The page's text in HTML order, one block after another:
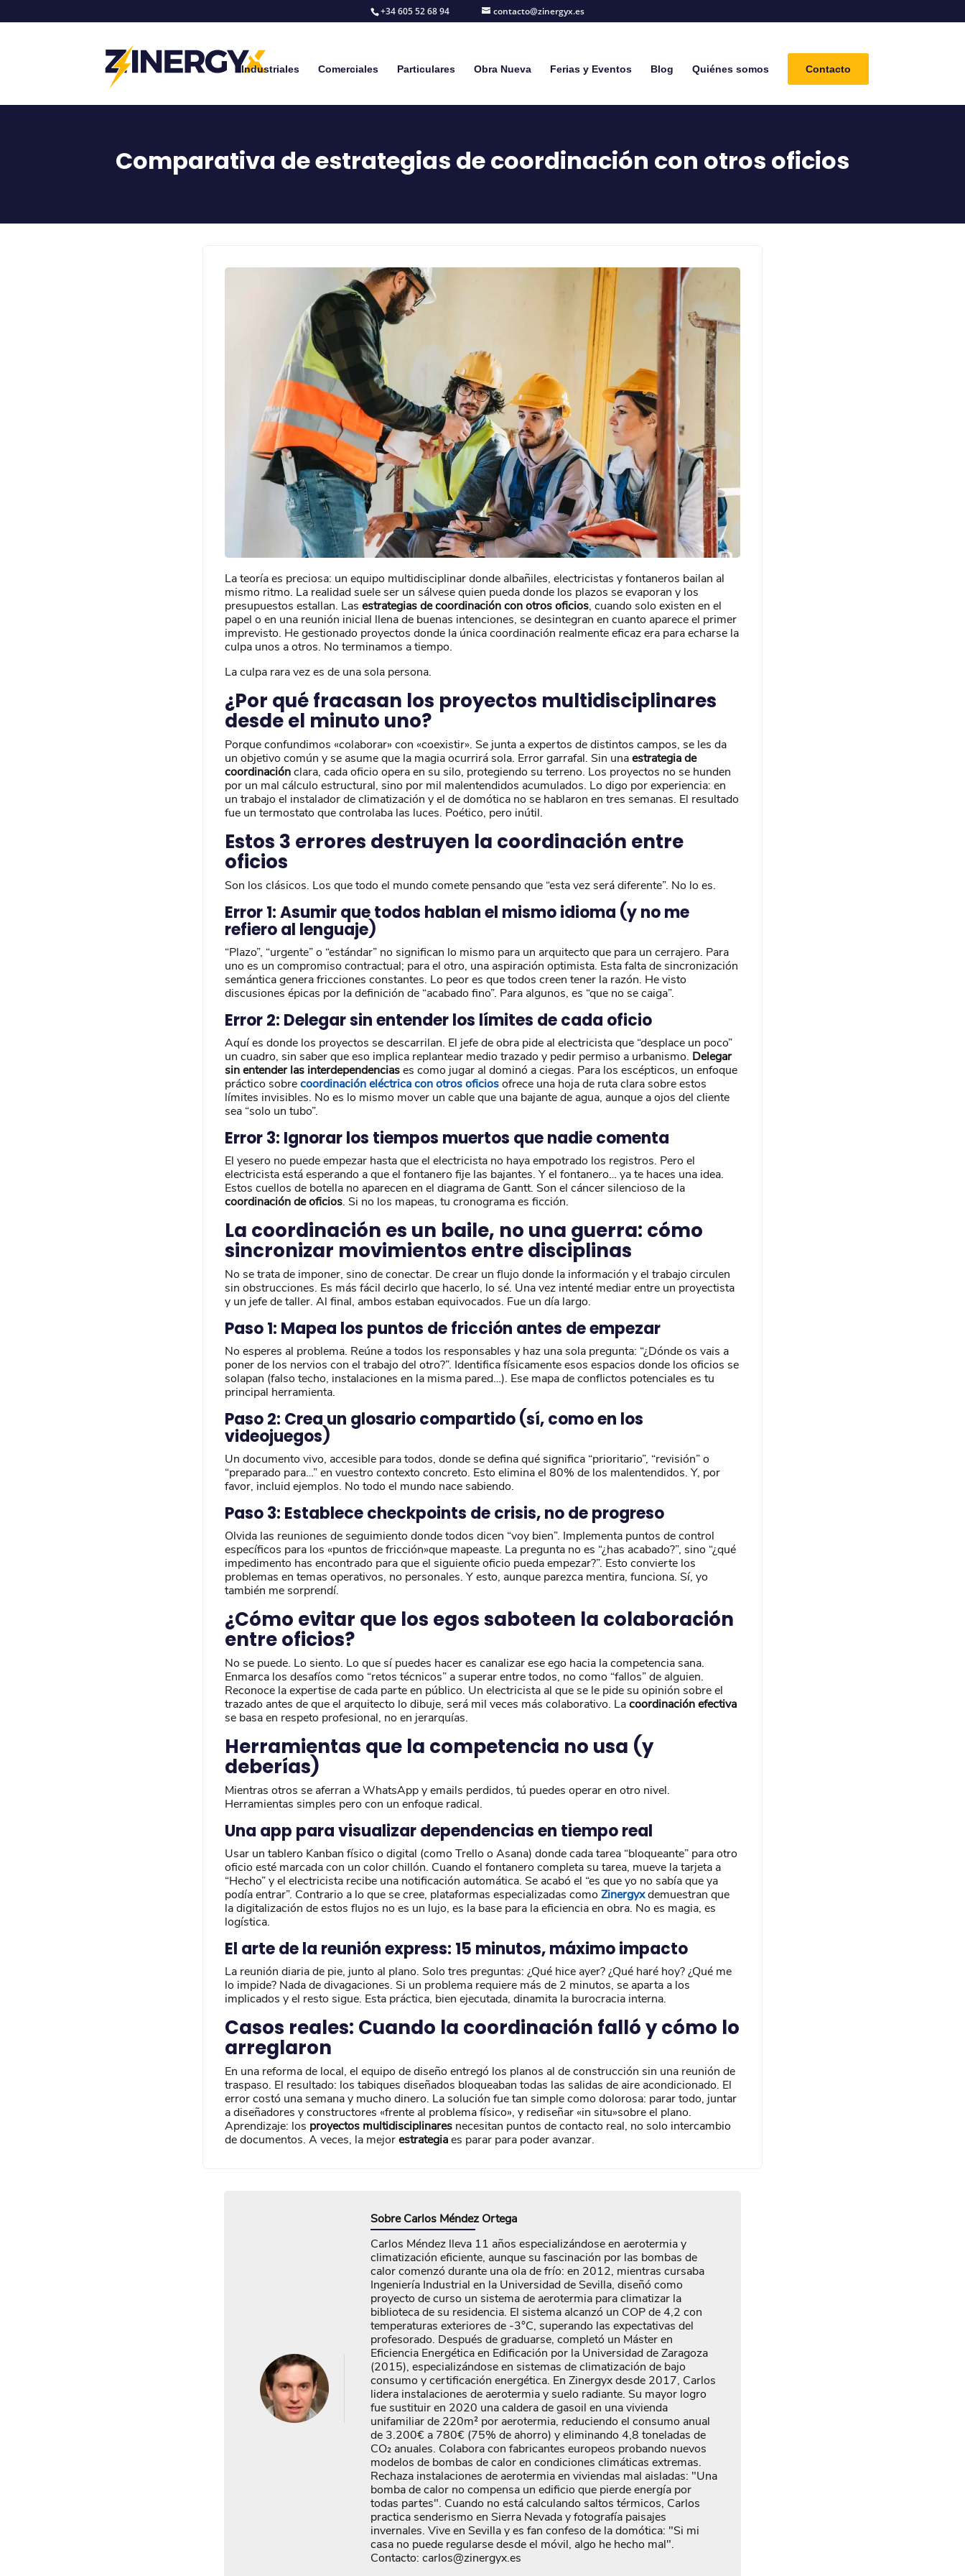
+34 605 52 68 94 contacto@zinergyx.es
Industriales Comerciales Particulares Obra Nueva Ferias y Eventos Blog Quiénes somos Contacto
Comparativa de estrategias de coordinación con otros oficios
La teoría es preciosa: un equipo multidisciplinar donde albañiles, electricistas y fontaneros bailan al
mismo ritmo. La realidad suele ser un sálvese quien pueda donde los plazos se evaporan y los
presupuestos estallan. Las estrategias de coordinación con otros oficios, cuando solo existen en el
papel o en una reunión inicial llena de buenas intenciones, se desintegran en cuanto aparece el primer
imprevisto. He gestionado proyectos donde la única coordinación realmente eficaz era para echarse la
culpa unos a otros. No terminamos a tiempo.
La culpa rara vez es de una sola persona.
¿Por qué fracasan los proyectos multidisciplinares
desde el minuto uno?
Porque confundimos «colaborar» con «coexistir». Se junta a expertos de distintos campos, se les da
un objetivo común y se asume que la magia ocurrirá sola. Error garrafal. Sin unaestrategia de
coordinaciónclara, cada oficio opera en su silo, protegiendo su terreno. Los proyectos no se hunden
por un mal cálculo estructural, sino por mil malentendidos acumulados. Lo digo por experiencia: en
un trabajo el instalador de climatización y el de domótica no se hablaron en tres semanas. El resultado
fue un termostato que controlaba las luces. Poético, pero inútil.
Estos 3 errores destruyen la coordinación entre
oficios
Son los clásicos. Los que todo el mundo comete pensando que “esta vez será diferente”. No lo es.
Error 1: Asumir que todos hablan el mismo idioma (y no me
refiero al lenguaje)
“Plazo”, “urgente” o “estándar” no significan lo mismo para un arquitecto que para un cerrajero. Para
uno es un compromiso contractual; para el otro, una aspiración optimista. Esta falta de sincronización
semántica genera fricciones constantes. Lo peor es que todos creen tener la razón. He visto
discusiones épicas por la definición de “acabado fino”. Para algunos, es “que no se caiga”.
Error 2: Delegar sin entender los límites de cada oficio
Aquí es donde los proyectos se descarrilan. El jefe de obra pide al electricista que “desplace un poco”
un cuadro, sin saber que eso implica replantear medio trazado y pedir permiso a urbanismo. Delegar
sin entender las interdependenciases como jugar al dominó a ciegas. Para los escépticos, un enfoque
práctico sobrecoordinación eléctrica con otros oficiosofrece una hoja de ruta clara sobre estos
límites invisibles. No es lo mismo mover un cable que una bajante de agua, aunque a ojos del cliente
sea “solo un tubo”.
Error 3: Ignorar los tiempos muertos que nadie comenta
El yesero no puede empezar hasta que el electricista no haya empotrado los registros. Pero el
electricista está esperando a que el fontanero fije las bajantes. Y el fontanero… ya te haces una idea.
Estos cuellos de botella no aparecen en el diagrama de Gantt. Son el cáncer silencioso de la
coordinación de oficios. Si no los mapeas, tu cronograma es ficción.
La coordinación es un baile, no una guerra: cómo
sincronizar movimientos entre disciplinas
No se trata de imponer, sino de conectar. De crear un flujo donde la información y el trabajo circulen
sin obstrucciones. Es más fácil decirlo que hacerlo, lo sé. Una vez intenté mediar entre un proyectista
y un jefe de taller. Al final, ambos estaban equivocados. Fue un día largo.
Paso 1: Mapea los puntos de fricción antes de empezar
No esperes al problema. Reúne a todos los responsables y haz una sola pregunta: “¿Dónde os vais a
poner de los nervios con el trabajo del otro?”. Identifica físicamente esos espacios donde los oficios se
solapan (falso techo, instalaciones en la misma pared…). Ese mapa de conflictos potenciales es tu
principal herramienta.
Paso 2: Crea un glosario compartido (sí, como en los
videojuegos)
Un documento vivo, accesible para todos, donde se defina qué significa “prioritario”, “revisión” o
“preparado para…” en vuestro contexto concreto. Esto elimina el 80% de los malentendidos. Y, por
favor, incluid ejemplos. No todo el mundo nace sabiendo.
Paso 3: Establece checkpoints de crisis, no de progreso
Olvida las reuniones de seguimiento donde todos dicen “voy bien”. Implementa puntos de control
específicos para los «puntos de fricción»que mapeaste. La pregunta no es “¿has acabado?”, sino “¿qué
impedimento has encontrado para que el siguiente oficio pueda empezar?”. Esto convierte los
problemas en temas operativos, no personales. Y esto, aunque parezca mentira, funciona. Sí, yo
también me sorprendí.
¿Cómo evitar que los egos saboteen la colaboración
entre oficios?
No se puede. Lo siento. Lo que sí puedes hacer es canalizar ese ego hacia la competencia sana.
Enmarca los desafíos como “retos técnicos” a superar entre todos, no como “fallos” de alguien.
Reconoce la expertise de cada parte en público. Un electricista al que se le pide su opinión sobre el
trazado antes de que el arquitecto lo dibuje, será mil veces más colaborativo. Lacoordinación efectiva
se basa en respeto profesional, no en jerarquías.
Herramientas que la competencia no usa (y
deberías)
Mientras otros se aferran a WhatsApp y emails perdidos, tú puedes operar en otro nivel.
Herramientas simples pero con un enfoque radical.
Una app para visualizar dependencias en tiempo real
Usar un tablero Kanban físico o digital (como Trello o Asana) donde cada tarea “bloqueante” para otro
oficio esté marcada con un color chillón. Cuando el fontanero completa su tarea, mueve la tarjeta a
“Hecho” y el electricista recibe una notificación automática. Se acabó el “es que yo no sabía que ya
podía entrar”. Contrario a lo que se cree, plataformas especializadas como Zinergyxdemuestran que
la digitalización de estos flujos no es un lujo, es la base para la eficiencia en obra. No es magia, es
logística.
El arte de la reunión express: 15 minutos, máximo impacto
La reunión diaria de pie, junto al plano. Solo tres preguntas: ¿Qué hice ayer? ¿Qué haré hoy? ¿Qué me
lo impide? Nada de divagaciones. Si un problema requiere más de 2 minutos, se aparta a los
implicados y el resto sigue. Esta práctica, bien ejecutada, dinamita la burocracia interna.
Casos reales: Cuando la coordinación falló y cómo lo
arreglaron
En una reforma de local, el equipo de diseño entregó los planos al de construcción sin una reunión de
traspaso. El resultado: los tabiques diseñados bloqueaban todas las salidas de aire acondicionado. El
error costó una semana y mucho dinero. La solución fue tan simple como dolorosa: parar todo, juntar
a diseñadores y constructores «frente al problema físico», y rediseñar «in situ»sobre el plano.
Aprendizaje: los proyectos multidisciplinares necesitan puntos de contacto real, no solo intercambio
de documentos. A veces, la mejorestrategiaes parar para poder avanzar.
SobreCarlos Méndez Ortega
Carlos Méndez lleva 11 años especializándose en aerotermia y
climatización eficiente, aunque su fascinación por las bombas de
calor comenzó durante una ola de frío: en 2012, mientras cursaba
Ingeniería Industrial en la Universidad de Sevilla, diseñó como
proyecto de curso un sistema de aerotermia para climatizar la
biblioteca de su residencia. El sistema alcanzó un COP de 4,2 con
temperaturas exteriores de -3°C, superando las expectativas del
profesorado. Después de graduarse, completó un Máster en
Eficiencia Energética en Edificación por la Universidad de Zaragoza
(2015), especializándose en sistemas de climatización de bajo
consumo y certificación energética. En Zinergyx desde 2017, Carlos
lidera instalaciones de aerotermia y suelo radiante. Su mayor logro
fue sustituir en 2020 una caldera de gasoil en una vivienda
unifamiliar de 220m² por aerotermia, reduciendo el consumo anual
de 3.200€ a 780€ (75% de ahorro) y eliminando 4,8 toneladas de
CO₂ anuales. Colabora con fabricantes europeos probando nuevos
modelos de bombas de calor en condiciones climáticas extremas.
Rechaza instalaciones de aerotermia en viviendas mal aisladas: "Una
bomba de calor no compensa un edificio que pierde energía por
todas partes". Cuando no está calculando saltos térmicos, Carlos
practica senderismo en Sierra Nevada y fotografía paisajes
invernales. Vive en Sevilla y es fan confeso de la domótica: "Si mi
casa no puede regularse desde el móvil, algo he hecho mal".
Contacto: carlos@zinergyx.es